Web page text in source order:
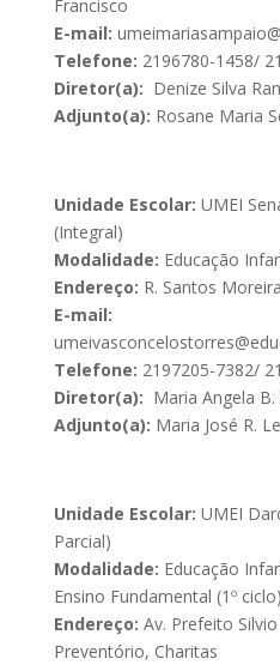
Francisco
E-mail:
Telefone: 2196780-1458/
Diretor(a): Denize Silva
Adjunto(a): Rosane Maria
Unidade Escolar: UMEI
(Integral)
Modalidade: Educação
Endereço: R. Santos
E-mail:
Telefone: 2197205-7382/
Diretor(a): Maria Angela
Adjunto(a): Maria José R.
Unidade Escolar: UMEI
Parcial)
Modalidade: Educação
Ensino Fundamental (1º ciclo)
Endereço: Av. Prefeito
Preventório, Charitas